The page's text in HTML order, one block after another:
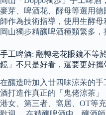
麥芽、啤酒花、酵母等選用
師作為技術指導，使用生酵母
岡山獨步精釀啤酒種類繁多，
手工啤酒: 翻轉老花眼鏡不等
鏡」不只是好看，還要更好攜
在釀造時加入廿四味涼㭉的
酒打造作真正的「鬼佬涼茶」
港女、第三者、窩居、OT等